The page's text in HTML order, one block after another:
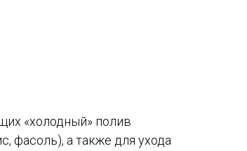
«холодный» полив
фасоль), а также для ухода